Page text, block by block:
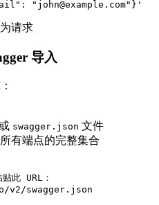
请求
导入
swagger.json 文件
有端点的完整集合
此 URL：